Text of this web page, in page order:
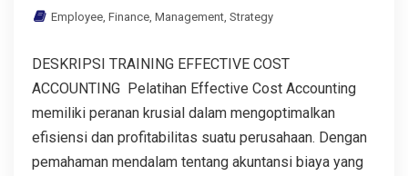
Employee Finance Management Strategy
DESKRIPSI TRAINING EFFECTIVE COST
ACCOUNTING Pelatihan Effective Cost Accounting
memiliki peranan krusial dalam mengoptimalkan
efisiensi dan profitabilitas suatu perusahaan. Dengan
pemahaman mendalam tentang akuntansi biaya yang